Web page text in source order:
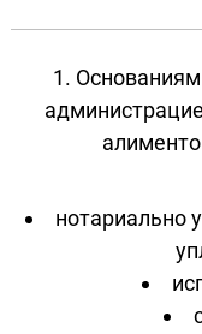
1.
нотариально